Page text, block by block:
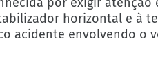
horizontal e à
acidente envolvendo o